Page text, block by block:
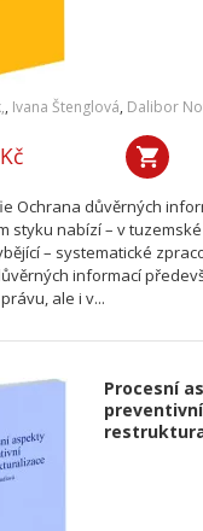
, Ivana Štenglová, Dalibor
Ochrana důvěrných
styku nabízí – v
– systematické
informací
ale i v...
Procesní
preventivní